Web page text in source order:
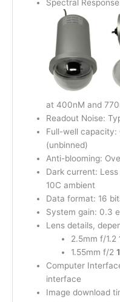
Spectral
at 400nM and
Readout Noise:
Full-well
(unbinned)
Anti-blooming:
Dark current:
10C ambient
Data format: 16
System gain: 0.3
Lens details,
2.5mm f/1.2
1.55mm f/2
Computer
interface
Image download